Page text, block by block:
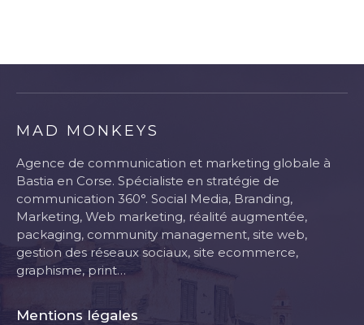
MAD MONKEYS
Agence de communication et marketing globale à
Bastia en Corse. Spécialiste en stratégie de
communication 360°. Social Media, Branding,
Marketing, Web marketing, réalité augmentée,
packaging, community management, site web,
gestion des réseaux sociaux, site ecommerce,
graphisme, print…
Mentions légales